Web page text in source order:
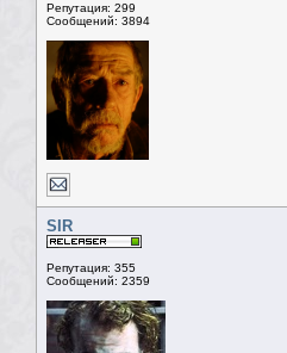
Репутация: 299
Сообщений: 3894
SIR
Репутация: 355
Сообщений: 2359